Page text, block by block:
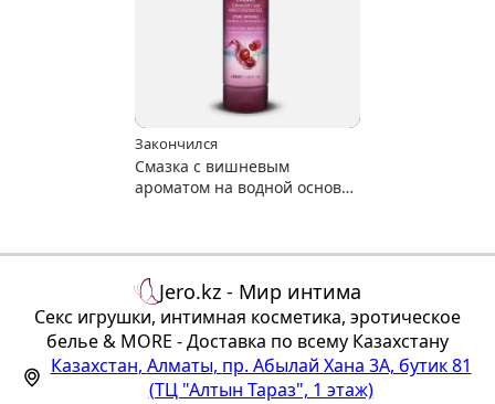
Закончился
Смазка с вишневым
ароматом на водной основе
Jero.kz - Мир интима
Секс игрушки, интимная косметика, эротическое
белье & MORE - Доставка по всему Казахстану
Казахстан, Алматы, пр. Абылай Хана 3А, бутик 81
(ТЦ "Алтын Тараз", 1 этаж)